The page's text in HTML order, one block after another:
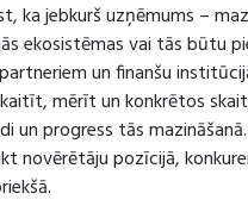
ka jebkurš uzņēmums –
ekosistēmas vai tās būtu
un finanšu
mērīt un konkrētos
un progress tās
novērētāju pozīcijā,